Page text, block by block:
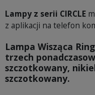
Lampy z serii CIRCLE
z aplikacji na telefon
Lampa Wisząca
trzech
szczotkowany,
szczotkowany.